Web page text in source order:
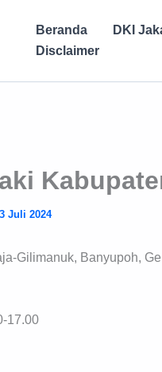
Beranda
DKI
Disclaimer
Juli 2024
Gilimanuk, Banyupoh,
17.00